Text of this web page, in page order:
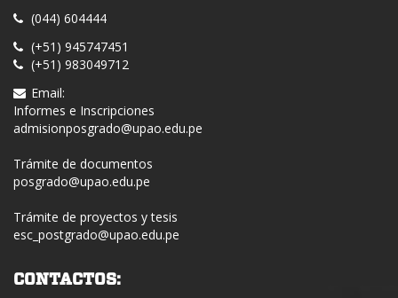
(044) 604444
(+51) 945747451
(+51) 983049712
Email:
Informes e Inscripciones
admisionposgrado@upao.edu.pe
Trámite de documentos
posgrado@upao.edu.pe
Trámite de proyectos y tesis
esc_postgrado@upao.edu.pe
CONTACTOS: